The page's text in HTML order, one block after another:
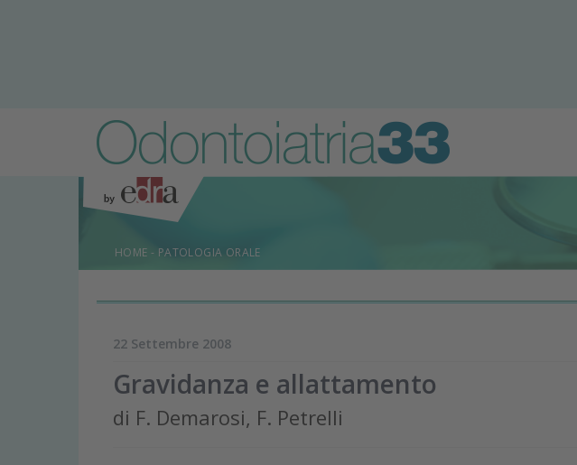
HOME - PATOLOGIA ORALE
22 Settembre 2008
Gravidanza e allattamento
di F. Demarosi, F. Petrelli